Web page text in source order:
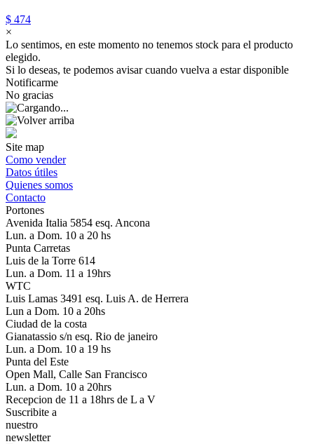
$ 474
×
Lo sentimos, en este momento no tenemos stock para el producto
elegido.
Si lo deseas, te podemos avisar cuando vuelva a estar disponible
Notificarme
No gracias
Site map
Como vender
Datos útiles
Quienes somos
Contacto
Portones
Avenida Italia 5854 esq. Ancona
Lun. a Dom. 10 a 20 hs
Punta Carretas
Luis de la Torre 614
Lun. a Dom. 11 a 19hrs
WTC
Luis Lamas 3491 esq. Luis A. de Herrera
Lun a Dom. 10 a 20hs
Ciudad de la costa
Gianatassio s/n esq. Rio de janeiro
Lun. a Dom. 10 a 19 hs
Punta del Este
Open Mall, Calle San Francisco
Lun. a Dom. 10 a 20hrs
Recepcion de 11 a 18hrs de L a V
Suscribite a
nuestro
newsletter